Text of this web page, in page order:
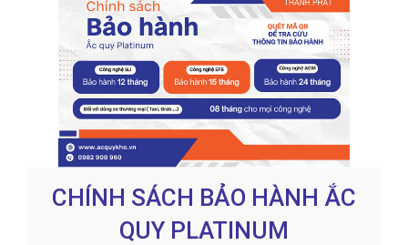
CHÍNH SÁCH BẢO HÀNH ẮC
QUY PLATINUM